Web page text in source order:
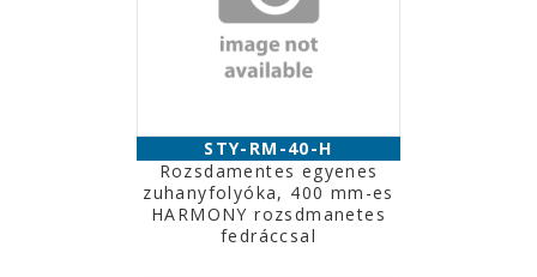
STY-RM-40-H
Rozsdamentes egyenes
zuhanyfolyóka, 400 mm-es
HARMONY rozsdmanetes
fedráccsal